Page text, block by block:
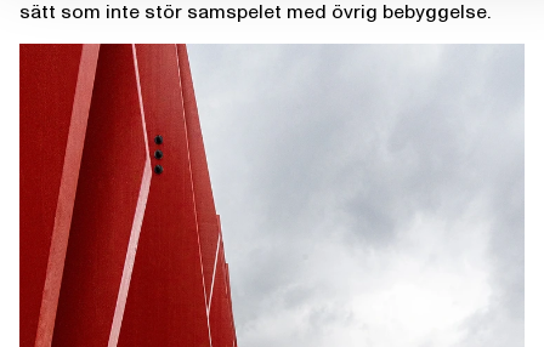
sätt som inte stör samspelet med övrig bebyggelse.